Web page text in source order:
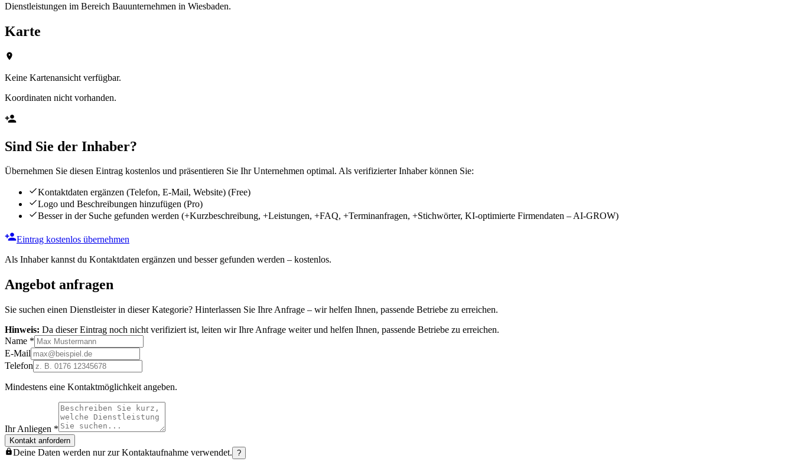
Dienstleistungen im Bereich Bauunternehmen in Wiesbaden.
Karte
Keine Kartenansicht verfügbar.
Koordinaten nicht vorhanden.
Sind Sie der Inhaber?
Übernehmen Sie diesen Eintrag kostenlos und präsentieren Sie Ihr Unternehmen optimal. Als verifizierter Inhaber können Sie:
Kontaktdaten ergänzen (Telefon, E-Mail, Website) (Free)
Logo und Beschreibungen hinzufügen (Pro)
Besser in der Suche gefunden werden (+Kurzbeschreibung, +Leistungen, +FAQ, +Terminanfragen, +Stichwörter, KI-optimierte Firmendaten – AI-GROW)
Eintrag kostenlos übernehmen
Als Inhaber kannst du Kontaktdaten ergänzen und besser gefunden werden – kostenlos.
Angebot anfragen
Sie suchen einen Dienstleister in dieser Kategorie? Hinterlassen Sie Ihre Anfrage – wir helfen Ihnen, passende Betriebe zu erreichen.
Hinweis: Da dieser Eintrag noch nicht verifiziert ist, leiten wir Ihre Anfrage weiter und helfen Ihnen, passende Betriebe zu erreichen.
Name *
E-Mail
Telefon
Mindestens eine Kontaktmöglichkeit angeben.
Ihr Anliegen *
Kontakt anfordern
Deine Daten werden nur zur Kontaktaufnahme verwendet. ?